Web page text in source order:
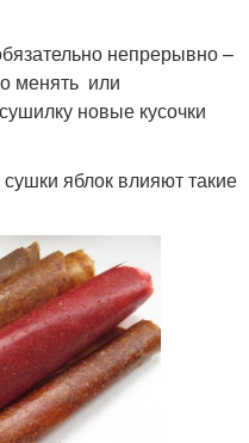
непрерывно –
менять или
новые кусочки
яблок влияют такие